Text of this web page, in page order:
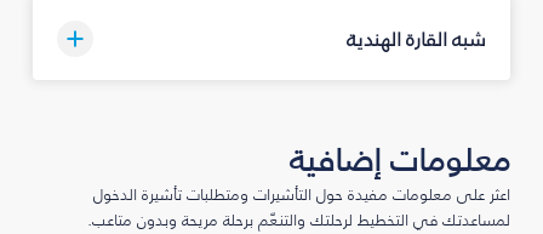
شبه القارة الهندية
معلومات إضافية
اعثر على معلومات مفيدة حول التأشيرات ومتطلبات تأشيرة الدخول
لمساعدتك في التخطيط لرحلتك والتنعّم برحلة مريحة وبدون متاعب.